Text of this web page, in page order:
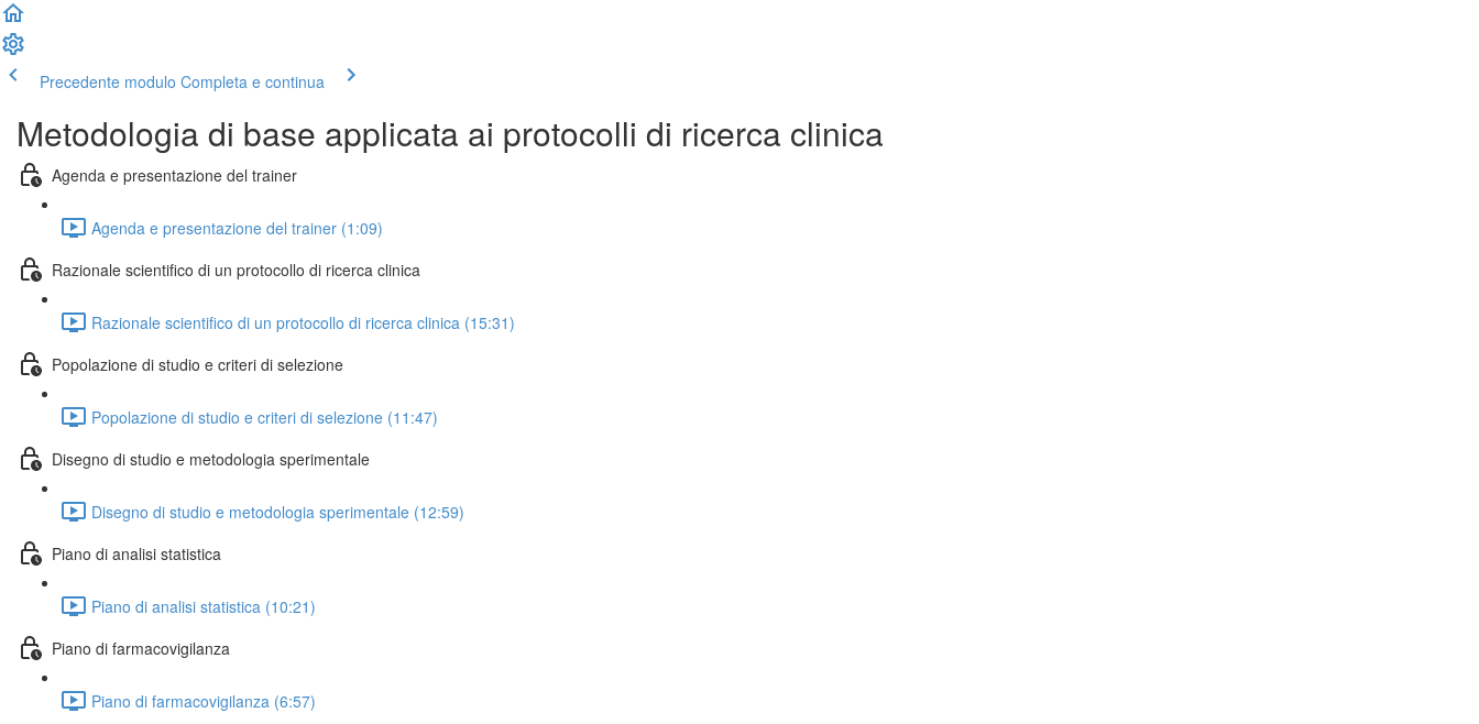
Precedente modulo Completa e continua
Metodologia di base applicata ai protocolli di ricerca clinica
Agenda e presentazione del trainer
Agenda e presentazione del trainer (1:09)
Razionale scientifico di un protocollo di ricerca clinica
Razionale scientifico di un protocollo di ricerca clinica (15:31)
Popolazione di studio e criteri di selezione
Popolazione di studio e criteri di selezione (11:47)
Disegno di studio e metodologia sperimentale
Disegno di studio e metodologia sperimentale (12:59)
Piano di analisi statistica
Piano di analisi statistica (10:21)
Piano di farmacovigilanza
Piano di farmacovigilanza (6:57)